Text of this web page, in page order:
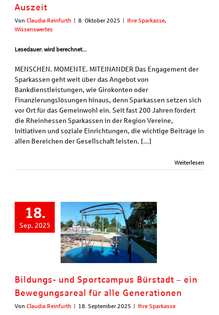
Auszeit
Von Claudia Reinfurth | 8. Oktober 2025 | Ihre Sparkasse,
Wissenswertes
Lesedauer: wird berechnet...
MENSCHEN. MOMENTE. MITEINANDER Das Engagement der
Sparkassen geht weit über das Angebot von
Bankdienstleistungen, wie Girokonten oder
Finanzierungslösungen hinaus, denn Sparkassen setzen sich
vor Ort für das Gemeinwohl ein. Seit fast 200 Jahren fördert
die Rheinhessen Sparkassen in der Region Vereine,
Initiativen und soziale Einrichtungen, die wichtige Beiträge in
allen Bereichen der Gesellschaft leisten. [...]
Weiterlesen
18.
Sep. 2025
Bildungs- und Sportcampus Bürstadt – ein
Bewegungsareal für alle Generationen
Von Claudia Reinfurth | 18. September 2025 | Ihre Sparkasse